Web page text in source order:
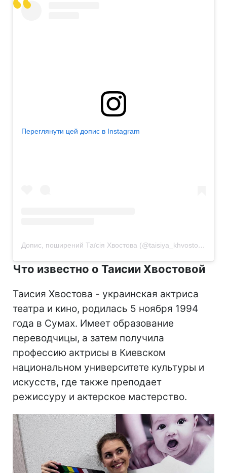
Переглянути цей допис в Instagram
Допис, поширений Таїсія Хвостова (@taisiya_khvostova)
Что известно о Таисии Хвостовой
Таисия Хвостова - украинская актриса
театра и кино, родилась 5 ноября 1994
года в Сумах. Имеет образование
переводчицы, а затем получила
профессию актрисы в Киевском
национальном университете культуры и
искусств, где также преподает
режиссуру и актерское мастерство.